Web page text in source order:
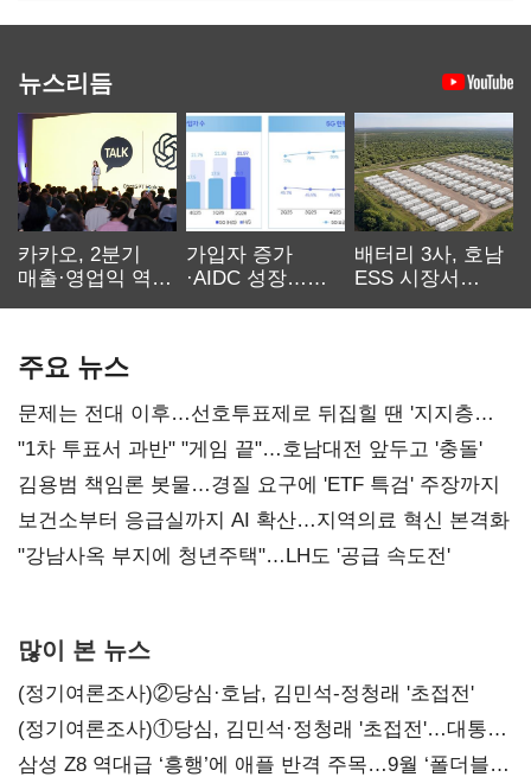
뉴스리듬
카카오, 2분기
매출·영업익 역대
가입자 증가
·AIDC 성장…
배터리 3사, 호남
ESS 시장서
주요 뉴스
문제는 전대 이후…선호투표제로 뒤집힐 땐 '지지층
불복'
"1차 투표서 과반" "게임 끝"…호남대전 앞두고 '충돌'
김용범 책임론 봇물…경질 요구에 'ETF 특검' 주장까지
보건소부터 응급실까지 AI 확산…지역의료 혁신 본격화
"강남사옥 부지에 청년주택"…LH도 '공급 속도전'
많이 본 뉴스
(정기여론조사)②당심·호남, 김민석-정청래 '초접전'
(정기여론조사)①당심, 김민석·정청래 '초접전'…대통령
지지도 '50% 아래로'(종합)
삼성 Z8 역대급 ‘흥행’에 애플 반격 주목…9월 ‘폴더블